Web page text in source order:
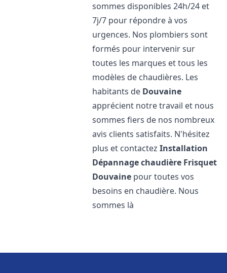
sommes disponibles 24h/24 et
7j/7 pour répondre à vos
urgences. Nos plombiers sont
formés pour intervenir sur
toutes les marques et tous les
modèles de chaudières. Les
habitants de Douvaine
apprécient notre travail et nous
sommes fiers de nos nombreux
avis clients satisfaits. N'hésitez
plus et contactezInstallation
Dépannage chaudière Frisquet
Douvaine pour toutes vos
besoins en chaudière. Nous
sommes là